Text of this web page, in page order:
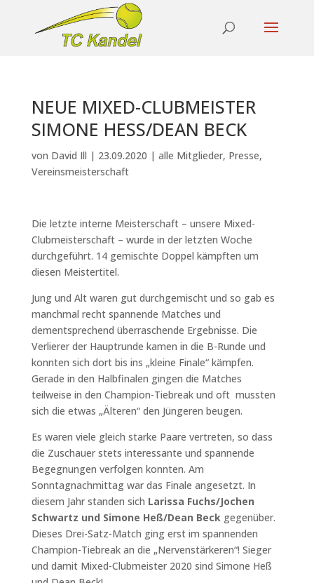
NEUE MIXED-CLUBMEISTER
SIMONE HESS/DEAN BECK
von David Ill | 23.09.2020 | alle Mitglieder, Presse,
Vereinsmeisterschaft
Die letzte interne Meisterschaft – unsere Mixed-
Clubmeisterschaft – wurde in der letzten Woche
durchgeführt. 14 gemischte Doppel kämpften um
diesen Meistertitel.
Jung und Alt waren gut durchgemischt und so gab es
manchmal recht spannende Matches und
dementsprechend überraschende Ergebnisse. Die
Verlierer der Hauptrunde kamen in die B-Runde und
konnten sich dort bis ins „kleine Finale“ kämpfen.
Gerade in den Halbfinalen gingen die Matches
teilweise in den Champion-Tiebreak und oft mussten
sich die etwas „Älteren“ den Jüngeren beugen.
Es waren viele gleich starke Paare vertreten, so dass
die Zuschauer stets interessante und spannende
Begegnungen verfolgen konnten. Am
Sonntagnachmittag war das Finale angesetzt. In
diesem Jahr standen sich Larissa Fuchs/Jochen
Schwartz und Simone Heß/Dean Beckgegenüber.
Dieses Drei-Satz-Match ging erst im spannenden
Champion-Tiebreak an die „Nervenstärkeren“! Sieger
und damit Mixed-Clubmeister 2020 sind Simone Heß